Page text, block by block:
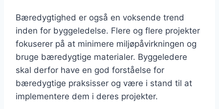
Bæredygtighed er også en voksende trend
inden for byggeledelse. Flere og flere projekter
fokuserer på at minimere miljøpåvirkningen og
bruge bæredygtige materialer. Byggeledere
skal derfor have en god forståelse for
bæredygtige praksisser og være i stand til at
implementere dem i deres projekter.